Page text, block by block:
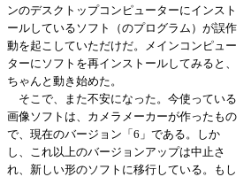
ンのデスクトップコンピューターにインスト
ールしているソフト（のプログラム）が誤作
動を起こしていただけだ。メインコンピュー
ターにソフトを再インストールしてみると、
ちゃんと動き始めた。
そこで、また不安になった。今使っている
画像ソフトは、カメラメーカーが作ったもの
で、現在のバージョン「6」である。しか
し、これ以上のバージョンアップは中止さ
れ、新しい形のソフトに移行している。もし